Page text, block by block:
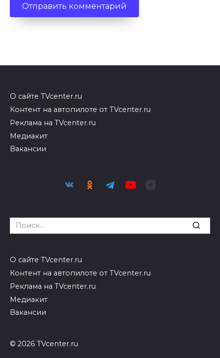
О сайте TVcenter.ru
Контент на автопилоте от TVcenter.ru
Реклама на TVcenter.ru
Медиакит
Вакансии
Search
for:
О сайте TVcenter.ru
Контент на автопилоте от TVcenter.ru
Реклама на TVcenter.ru
Медиакит
Вакансии
© 2026 TVcenter.ru